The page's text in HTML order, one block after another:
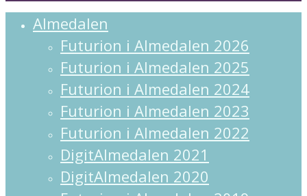
Almedalen
Futurion i Almedalen 2026
Futurion i Almedalen 2025
Futurion i Almedalen 2024
Futurion i Almedalen 2023
Futurion i Almedalen 2022
DigitAlmedalen 2021
DigitAlmedalen 2020